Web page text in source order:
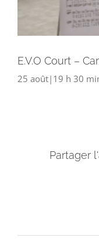
E.V.O Court –
25 août|19 h 30
Partager